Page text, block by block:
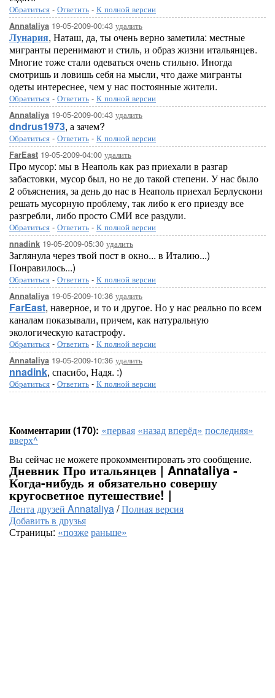
Обратиться - Ответить - К полной версии
Annataliya 19-05-2009-00:43 удалить
Лунария, Наташ, да, ты очень верно заметила: местные
мигранты перенимают и стиль, и образ жизни итальянцев.
Многие тоже стали одеваться очень стильно. Иногда
смотришь и ловишь себя на мысли, что даже мигранты
одеты интереснее, чем у нас постоянные жители.
Обратиться - Ответить - К полной версии
Annataliya 19-05-2009-00:43 удалить
dndrus1973, а зачем?
Обратиться - Ответить - К полной версии
FarEast 19-05-2009-04:00 удалить
Про мусор: мы в Неаполь как раз приехали в разгар
забастовки, мусор был, но не до такой степени. У нас было
2 объяснения, за день до нас в Неаполь приехал Берлускони
решать мусорную проблему, так либо к его приезду все
разгребли, либо просто СМИ все раздули.
Обратиться - Ответить - К полной версии
nnadink 19-05-2009-05:30 удалить
Заглянула через твой пост в окно... в Италию...)
Понравилось...)
Обратиться - Ответить - К полной версии
Annataliya 19-05-2009-10:36 удалить
FarEast, наверное, и то и другое. Но у нас реально по всем
каналам показывали, причем, как натуральную
экологическую катастрофу.
Обратиться - Ответить - К полной версии
Annataliya 19-05-2009-10:36 удалить
nnadink, спасибо, Надя. :)
Обратиться - Ответить - К полной версии
Комментарии (170): «первая «назадвперёд» последняя»
вверх^
Вы сейчас не можете прокомментировать это сообщение.
Дневник Про итальянцев | Annataliya -
Когда-нибудь я обязательно совершу
кругосветное путешествие! |
Лента друзей Annataliya/Полная версия
Добавить в друзья
Страницы: «позжераньше»